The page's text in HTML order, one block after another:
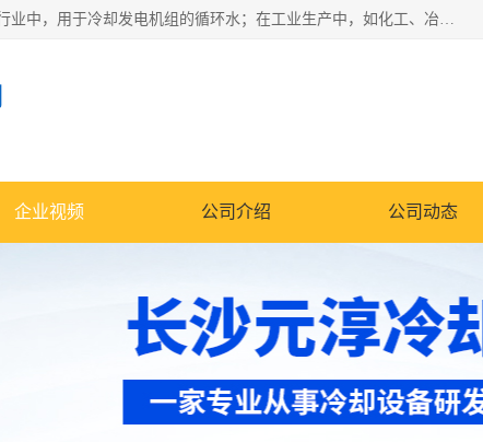
冷却塔广泛应用于工业、电力行业、空调系统等领域。在电力行业中，用于冷却发电机组的循环水；在工业生产中，如化工、冶金等行业，可降低生产过程中产生的热量；在空调系统中，为空调设备提供冷却水源
企业视频 公司介绍 公司动态